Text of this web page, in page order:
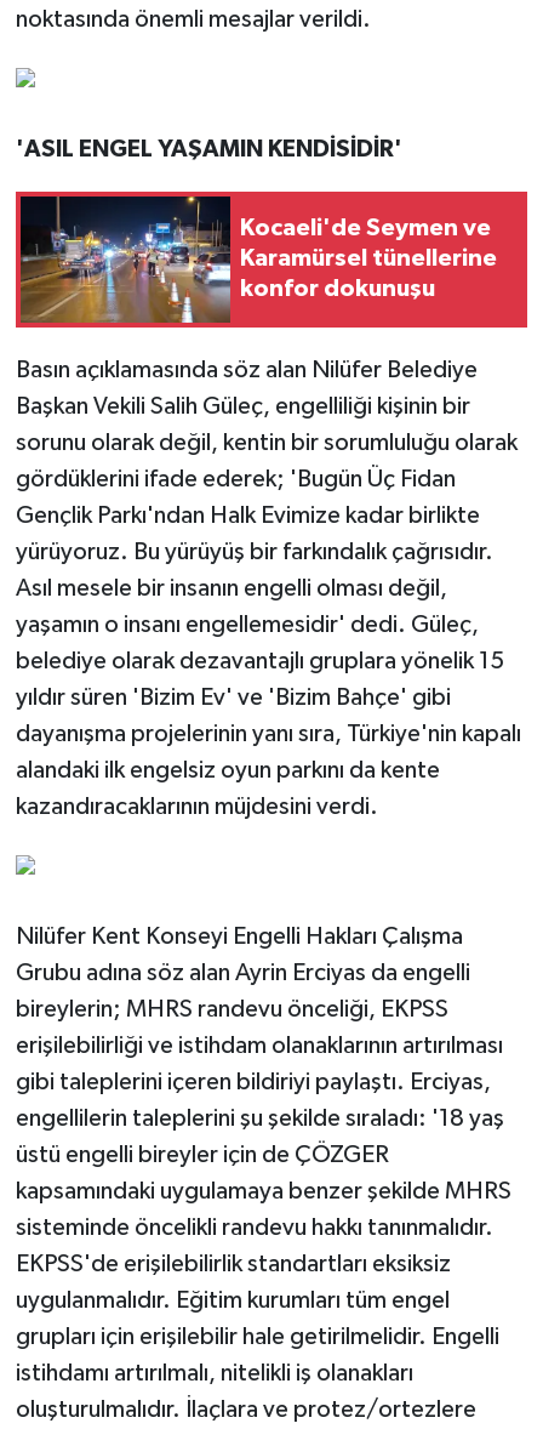
noktasında önemli mesajlar verildi.
'ASIL ENGEL YAŞAMIN KENDİSİDİR'
Kocaeli'de Seymen ve
Karamürsel tünellerine
konfor dokunuşu
Basın açıklamasında söz alan Nilüfer Belediye
Başkan Vekili Salih Güleç, engelliliği kişinin bir
sorunu olarak değil, kentin bir sorumluluğu olarak
gördüklerini ifade ederek; 'Bugün Üç Fidan
Gençlik Parkı'ndan Halk Evimize kadar birlikte
yürüyoruz. Bu yürüyüş bir farkındalık çağrısıdır.
Asıl mesele bir insanın engelli olması değil,
yaşamın o insanı engellemesidir' dedi. Güleç,
belediye olarak dezavantajlı gruplara yönelik 15
yıldır süren 'Bizim Ev' ve 'Bizim Bahçe' gibi
dayanışma projelerinin yanı sıra, Türkiye'nin kapalı
alandaki ilk engelsiz oyun parkını da kente
kazandıracaklarının müjdesini verdi.
Nilüfer Kent Konseyi Engelli Hakları Çalışma
Grubu adına söz alan Ayrin Erciyas da engelli
bireylerin; MHRS randevu önceliği, EKPSS
erişilebilirliği ve istihdam olanaklarının artırılması
gibi taleplerini içeren bildiriyi paylaştı. Erciyas,
engellilerin taleplerini şu şekilde sıraladı: '18 yaş
üstü engelli bireyler için de ÇÖZGER
kapsamındaki uygulamaya benzer şekilde MHRS
sisteminde öncelikli randevu hakkı tanınmalıdır.
EKPSS'de erişilebilirlik standartları eksiksiz
uygulanmalıdır. Eğitim kurumları tüm engel
grupları için erişilebilir hale getirilmelidir. Engelli
istihdamı artırılmalı, nitelikli iş olanakları
oluşturulmalıdır. İlaçlara ve protez/ortezlere